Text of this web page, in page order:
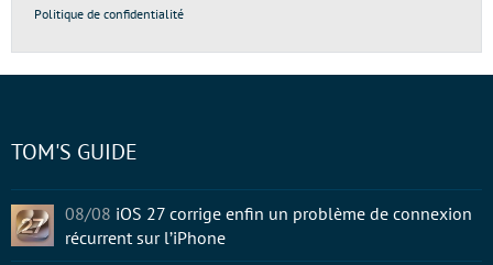
Politique de confidentialité
TOM'S GUIDE
08/08 iOS 27 corrige enfin un problème de connexion
récurrent sur l’iPhone